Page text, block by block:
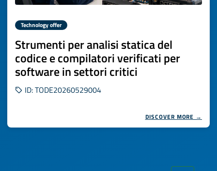
Technology offer
Strumenti per analisi statica del
codice e compilatori verificati per
software in settori critici
ID: TODE20260529004
DISCOVER MORE →